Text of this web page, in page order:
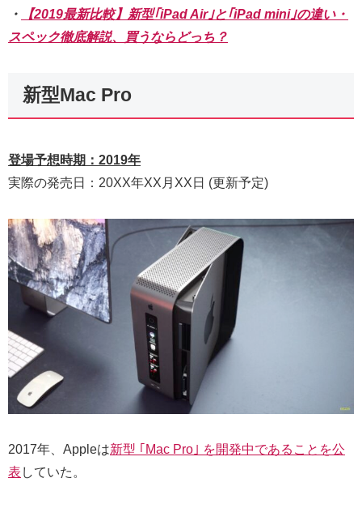
・
【2019最新比較】新型｢iPad Air｣と｢iPad mini｣の違い・
スペック徹底解説、買うならどっち？
新型Mac Pro
登場予想時期：2019年
実際の発売日：20XX年XX月XX日 (更新予定)
2017年、Appleは新型 ｢Mac Pro｣ を開発中であることを公
表 していた。